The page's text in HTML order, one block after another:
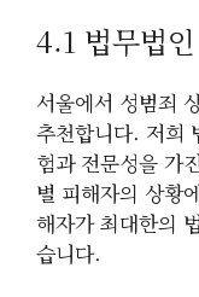
4.1 법무법
서울에서 성범죄
추천합니다. 저희
험과 전문성을 가
별 피해자의 상황
해자가 최대한의
습니다.